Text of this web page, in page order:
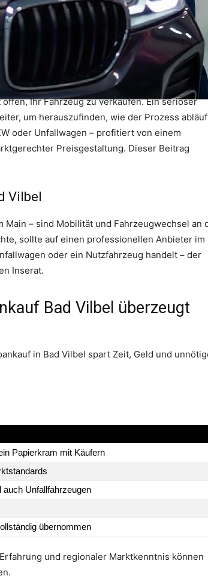
Ihr Fahrzeug zu verkaufen. Ein seriöser
um herauszufinden, wie der Prozess
oder Unfallwagen – profitiert von einem
Preisgestaltung. Dieser Beitrag
Vilbel
– sind Mobilität und Fahrzeugwechsel an
sollte auf einen professionellen Anbieter im
oder ein Nutzfahrzeug handelt – der
Inserat.
Bad Vilbel überzeugt
in Bad Vilbel spart Zeit, Geld und
Papierkram mit Käufern
auch Unfallfahrzeugen
übernommen
und regionaler Marktkenntnis können